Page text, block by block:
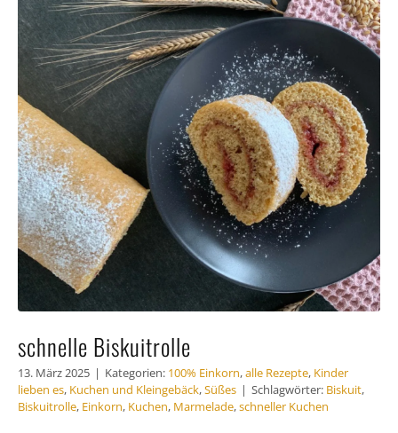
schnelle Biskuitrolle
13. März 2025 | Kategorien: 100% Einkorn,alle Rezepte, Kinder
lieben es, Kuchen und Kleingebäck,Süßes | Schlagwörter: Biskuit,
Biskuitrolle, Einkorn, Kuchen, Marmelade,schneller Kuchen